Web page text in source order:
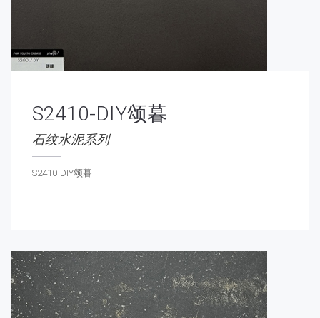
S2410-DIY颂暮
石纹水泥系列
S2410-DIY颂暮